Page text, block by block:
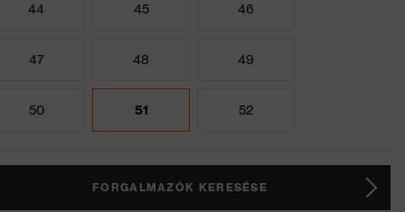
44 45 46
47 48 49
50 51 52
FORGALMAZÓK KERESÉSE